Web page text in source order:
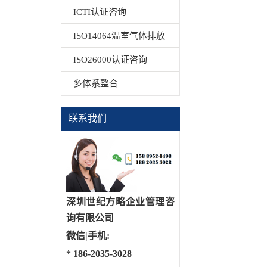
ICTI认证咨询
ISO14064温室气体排放
ISO26000认证咨询
多体系整合
联系我们
深圳世纪方略企业管理咨
询有限公司
微信|手机:
* 186-2035-3028